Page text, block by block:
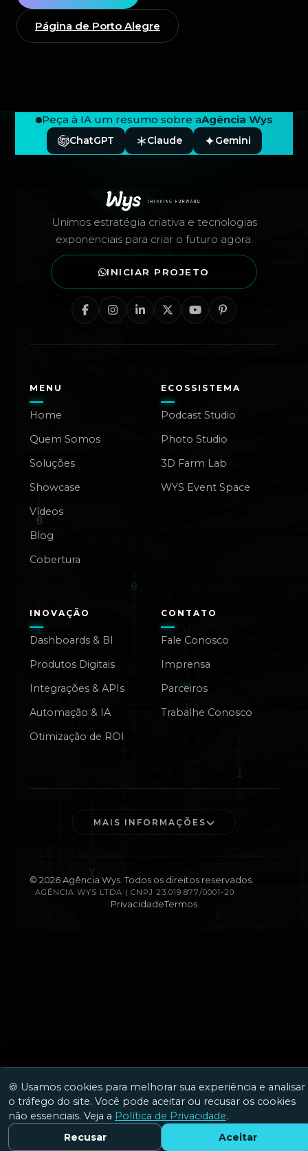
Página de Porto Alegre
Peça à IA um resumo sobre aAgência Wys
ChatGPT Claude Gemini
Unimos estratégia criativa e tecnologias
exponenciais para criar o futuro agora.
INICIAR PROJETO
MENU
Home
Quem Somos
Soluções
Showcase
Vídeos
Blog
Cobertura
ECOSSISTEMA
Podcast Studio
Photo Studio
3D Farm Lab
WYS Event Space
INOVAÇÃO
Dashboards & BI
Produtos Digitais
Integrações & APIs
Automação & IA
Otimização de ROI
CONTATO
Fale Conosco
Imprensa
Parceiros
Trabalhe Conosco
MAIS INFORMAÇÕES
© 2026Agência Wys. Todos os direitos reservados.
AGÊNCIA WYS LTDA | CNPJ 23.019.877/0001-20
PrivacidadeTermos
Fale Conosco
🍪 Usamos cookies para melhorar sua experiência e analisar
o tráfego do site. Você pode aceitar ou recusar os cookies
não essenciais. Veja a Política de Privacidade.
Recusar
Aceitar